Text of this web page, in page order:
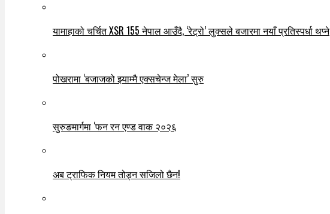
यामाहाको चर्चित XSR 155 नेपाल आउँदै, ‘रेट्रो’ लुक्सले बजारमा नयाँ प्रतिस्पर्धा थप्ने
पोखरामा ‘बजाजको झ्याम्मै एक्सचेन्ज मेला’ सुरु
सुरुङमार्गमा ‘फन रन एण्ड वाक २०२६
अब ट्राफिक नियम तोड्न सजिलो छैन!